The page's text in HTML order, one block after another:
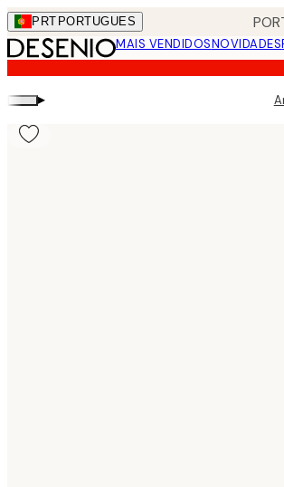
Skip
to
main
content.
PRT PORTUGUES
MAIS VENDIDOSNOVIDADES
▸